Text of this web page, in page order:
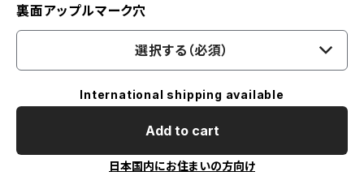
裏面アップルマーク穴
選択する（必須）
International shipping available
Add to cart
日本国内にお住まいの方向け